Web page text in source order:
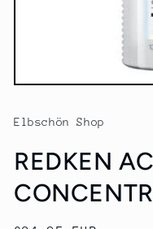
Medien
Modal
Elbschön Shop
REDKEN